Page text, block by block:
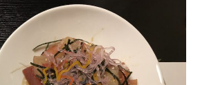
Highlands